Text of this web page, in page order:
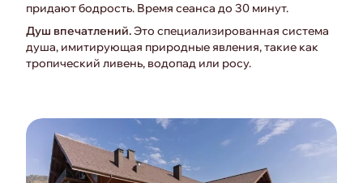
придают бодрость. Время сеанса до 30 минут.
Душ впечатлений.Это специализированная система
душа, имитирующая природные явления, такие как
тропический ливень, водопад или росу.